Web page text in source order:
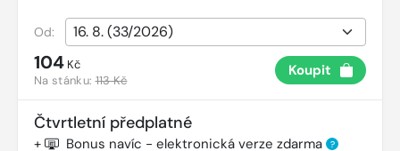
Od:
104 Kč
Na stánku:113 Kč
Koupit
Čtvrtletní předplatné
+ Bonus navíc - elektronická verze zdarma ?